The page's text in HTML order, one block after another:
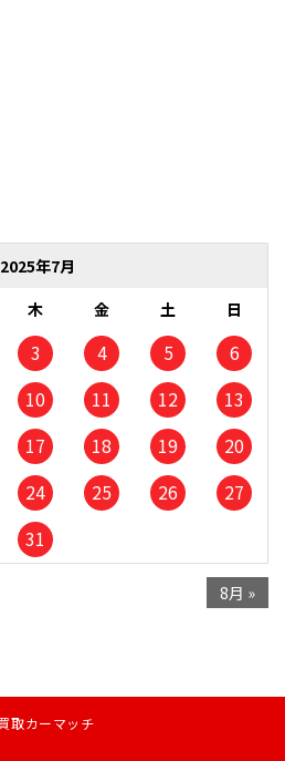
2025年7月
木 金 土 日
3 4 5
6
10 11 12
13
17 18 19
20
24 25 26
27
31
8月 »
取カーマッチ